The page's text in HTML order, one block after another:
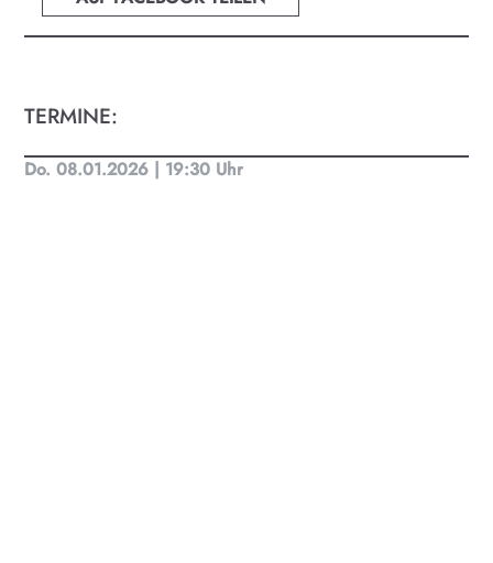
TERMINE:
Do. 08.01.2026 | 19:30 Uhr
für Menschen von 0-99.